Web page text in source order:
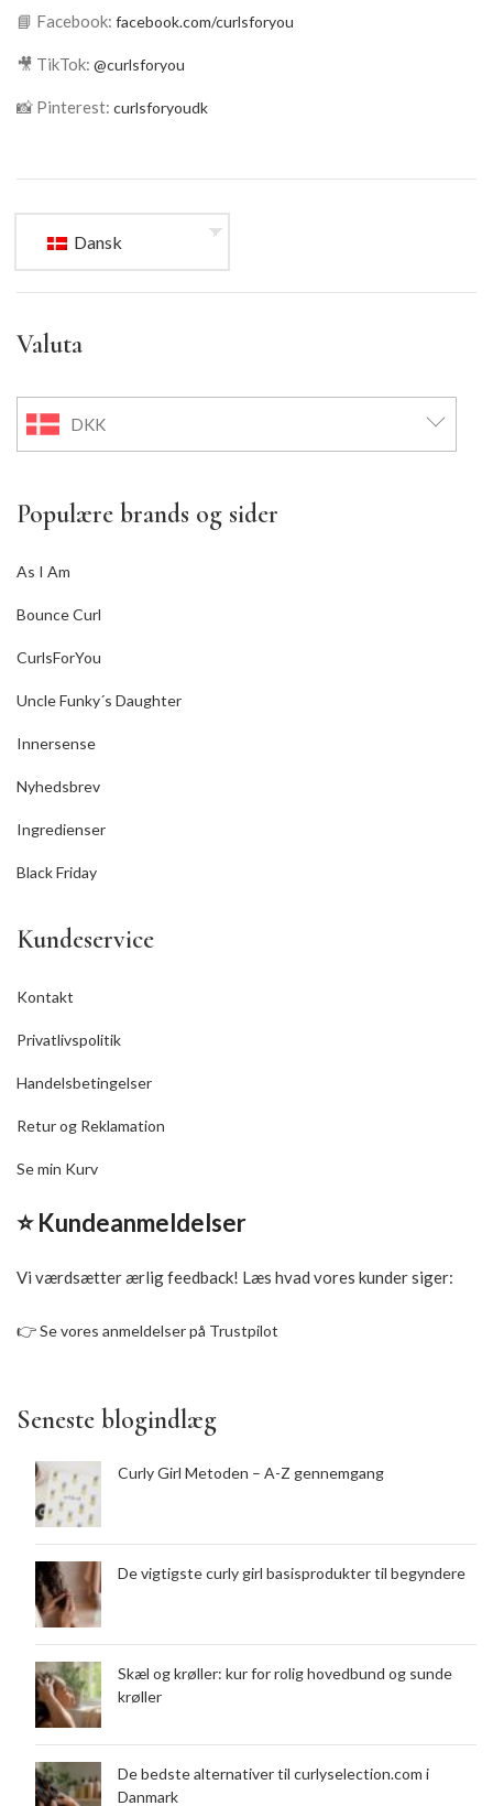
📘 Facebook: facebook.com/curlsforyou
🎥 TikTok: @curlsforyou
📸 Pinterest: curlsforyoudk
Dansk
Valuta
DKK
Populære brands og sider
As I Am
Bounce Curl
CurlsForYou
Uncle Funky´s Daughter
Innersense
Nyhedsbrev
Ingredienser
Black Friday
Kundeservice
Kontakt
Privatlivspolitik
Handelsbetingelser
Retur og Reklamation
Se min Kurv
⭐ Kundeanmeldelser
Vi værdsætter ærlig feedback! Læs hvad vores kunder siger:
👉Se vores anmeldelser på Trustpilot
Seneste blogindlæg
Curly Girl Metoden – A-Z gennemgang
De vigtigste curly girl basisprodukter til begyndere
Skæl og krøller: kur for rolig hovedbund og sunde
krøller
De bedste alternativer til curlyselection.com i
Danmark